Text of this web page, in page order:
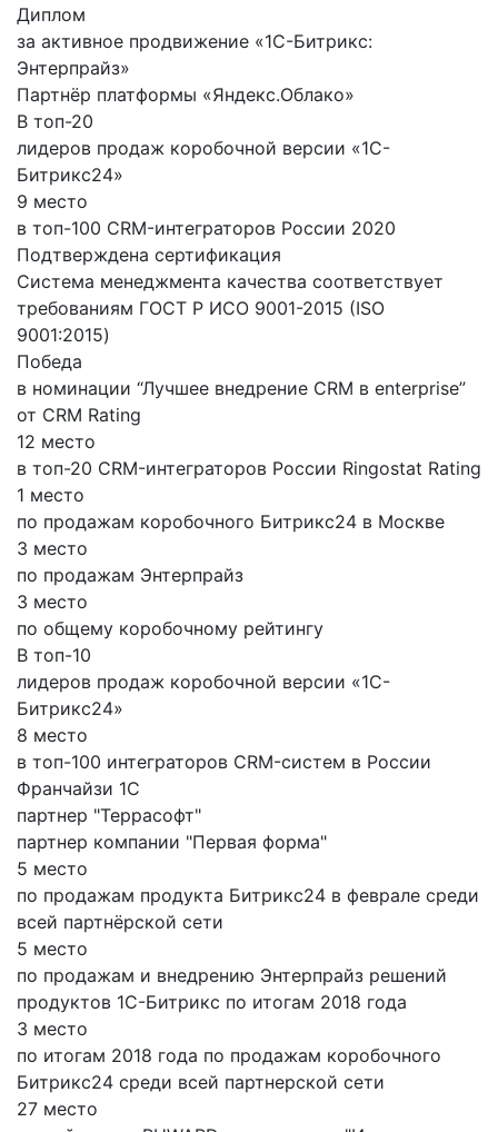
Диплом
за активное продвижение «1С-Битрикс:
Энтерпрайз»
Партнёр платформы «Яндекс.Облако»
В топ-20
лидеров продаж коробочной версии «1С-
Битрикс24»
9 место
в топ-100 CRM-интеграторов России 2020
Подтверждена сертификация
Система менеджмента качества соответствует
требованиям ГОСТ Р ИСО 9001-2015 (ISO
9001:2015)
Победа
в номинации “Лучшее внедрение CRM в enterprise”
от CRM Rating
12 место
в топ-20 CRM-интеграторов России Ringostat Rating
1 место
по продажам коробочного Битрикс24 в Москве
3 место
по продажам Энтерпрайз
3 место
по общему коробочному рейтингу
В топ-10
лидеров продаж коробочной версии «1С-
Битрикс24»
8 место
в топ-100 интеграторов CRM-систем в России
Франчайзи 1С
партнер "Террасофт"
партнер компании "Первая форма"
5 место
по продажам продукта Битрикс24 в феврале среди
всей партнёрской сети
5 место
по продажам и внедрению Энтерпрайз решений
продуктов 1С-Битрикс по итогам 2018 года
3 место
по итогам 2018 года по продажам коробочного
Битрикс24 среди всей партнерской сети
27 место